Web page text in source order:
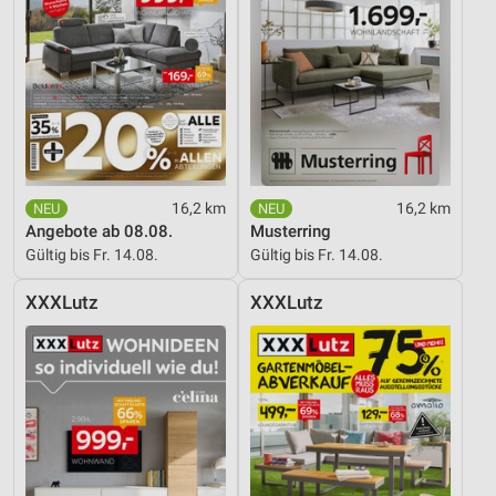
16,2 km
Angebote ab 08.08.
Gültig bis Fr. 14.08.
16,2 km
Musterring
Gültig bis Fr. 14.08.
XXXLutz XXXLutz
Notwendig
Performance
Funktional
Werbung